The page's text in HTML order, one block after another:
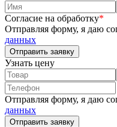
Согласие на обработку*
Отправляя форму, я даю
данных
Узнать цену
Отправляя форму, я даю
данных